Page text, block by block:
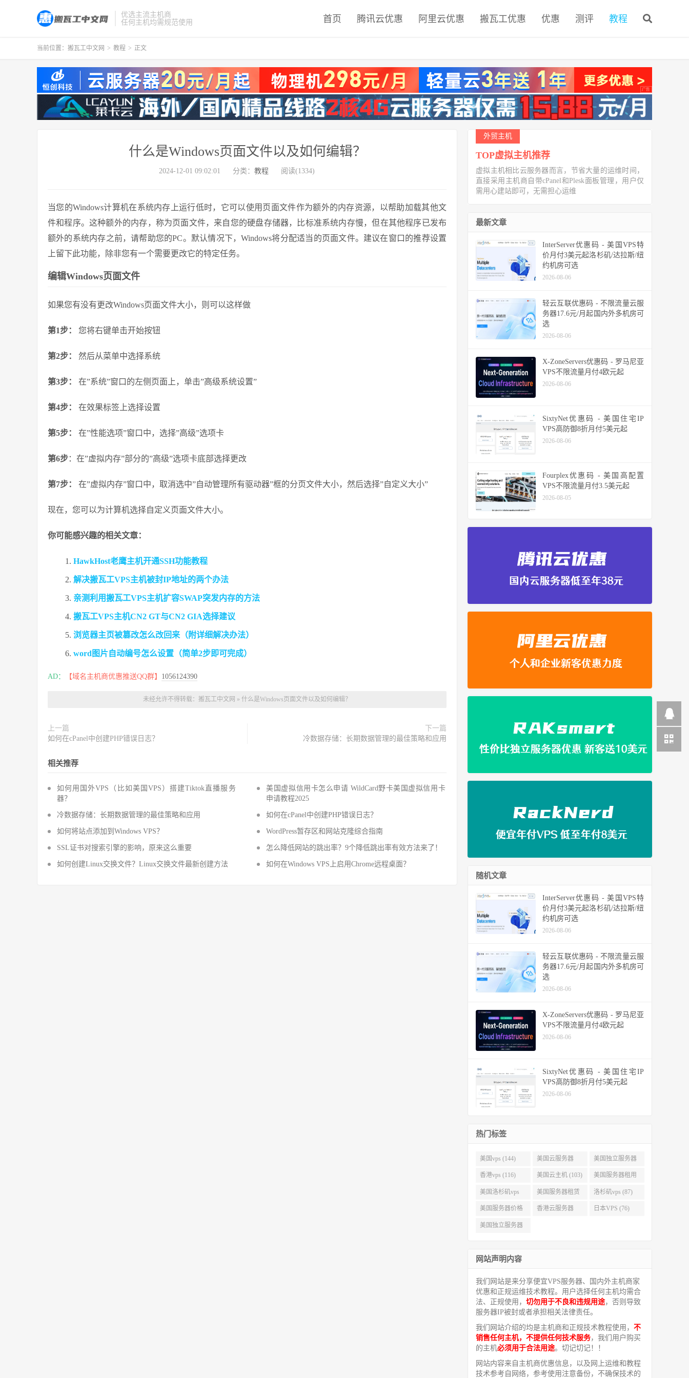
优选主流主机商
任何主机均需规范使用
首页 腾讯云优惠 阿里云优惠 搬瓦工优惠 优惠 测评 教程
当前位置： 搬瓦工中文网 > 教程 > 正文
什么是Windows页面文件以及如何编辑？
2024-12-01 09:02:01 分类： 教程 阅读(1334)
当您的Windows计算机在系统内存上运行低时，它可以使用页面文件作为额外的内存资源，以帮助加载其他文
件和程序。这种额外的内存，称为页面文件，来自您的硬盘存储器，比标准系统内存慢，但在其他程序已发布
额外的系统内存之前，请帮助您的PC。默认情况下，Windows将分配适当的页面文件。建议在窗口的推荐设置
上留下此功能，除非您有一个需要更改它的特定任务。
编辑Windows页面文件
如果您有没有更改Windows页面文件大小，则可以这样做
第1步： 您将右键单击开始按钮
第2步： 然后从菜单中选择系统
第3步： 在”系统”窗口的左侧页面上，单击”高级系统设置”
第4步： 在效果标签上选择设置
第5步： 在”性能选项”窗口中，选择”高级”选项卡
第6步：在”虚拟内存”部分的”高级”选项卡底部选择更改
第7步： 在”虚拟内存”窗口中，取消选中”自动管理所有驱动器”框的分页文件大小，然后选择”自定义大小”
现在，您可以为计算机选择自定义页面文件大小。
你可能感兴趣的相关文章：
HawkHost老鹰主机开通SSH功能教程
解决搬瓦工VPS主机被封IP地址的两个办法
亲测利用搬瓦工VPS主机扩容SWAP突发内存的方法
搬瓦工VPS主机CN2 GT与CN2 GIA选择建议
浏览器主页被篡改怎么改回来（附详细解决办法）
word图片自动编号怎么设置（简单2步即可完成）
AD： 【域名主机商优惠推送QQ群】 1056124390
未经允许不得转载： 搬瓦工中文网 » 什么是Windows页面文件以及如何编辑？
上一篇
如何在cPanel中创建PHP错误日志？
下一篇
冷数据存储：长期数据管理的最佳策略和应用
相关推荐
如何用国外VPS（比如美国VPS）搭建Tiktok直播服务
器？
美国虚拟信用卡怎么申请 WildCard野卡美国虚拟信用卡
申请教程2025
冷数据存储：长期数据管理的最佳策略和应用 如何在cPanel中创建PHP错误日志？
如何将站点添加到Windows VPS？ WordPress暂存区和网站克隆综合指南
SSL证书对搜索引擎的影响，原来这么重要 怎么降低网站的跳出率？9个降低跳出率有效方法来了！
如何创建Linux交换文件？Linux交换文件最新创建方法 如何在Windows VPS上启用Chrome远程桌面？
外贸主机
TOP虚拟主机推荐
虚拟主机相比云服务器而言，节省大量的运维时间，
直接采用主机商自带cPanel和Plesk面板管理，用户仅
需用心建站即可，无需担心运维
最新文章
InterServer优惠码 - 美国VPS特
价月付3美元起洛杉矶/达拉斯/纽
约机房可选
2026-08-06
轻云互联优惠码 - 不限流量云服
务器17.6元/月起国内外多机房可
选
2026-08-06
X-ZoneServers优惠码 - 罗马尼亚
VPS不限流量月付4欧元起
2026-08-06
SixtyNet优惠码 - 美国住宅IP
VPS高防御8折月付5美元起
2026-08-06
Fourplex优惠码 - 美国高配置
VPS不限流量月付3.5美元起
2026-08-05
随机文章
InterServer优惠码 - 美国VPS特
价月付3美元起洛杉矶/达拉斯/纽
约机房可选
2026-08-06
轻云互联优惠码 - 不限流量云服
务器17.6元/月起国内外多机房可
选
2026-08-06
X-ZoneServers优惠码 - 罗马尼亚
VPS不限流量月付4欧元起
2026-08-06
SixtyNet优惠码 - 美国住宅IP
VPS高防御8折月付5美元起
2026-08-06
热门标签
美国vps (144) 美国云服务器
(143)
美国独立服务器
(118)
香港vps (116) 美国云主机 (103) 美国服务器租用
(99)
美国洛杉矶vps
(94)
美国服务器租赁
(91)
洛杉矶vps (87)
美国服务器价格
(82)
香港云服务器 日本VPS (76)
美国独立服务器
网站声明内容
我们网站是来分享便宜VPS服务器、国内外主机商家
优惠和正规运维技术教程。用户选择任何主机均需合
法、正规使用， 切勿用于不良和违规用途，否则导致
服务器IP被封或者承担相关法律责任。
我们网站介绍的均是主机商和正规技术教程使用， 不
销售任何主机，不提供任何技术服务，我们用户购买
的主机必须用于合法用途。切记切记！！
网站内容来自主机商优惠信息，以及网上运维和教程
技术参考自网络，参考使用注意备份，不确保技术的